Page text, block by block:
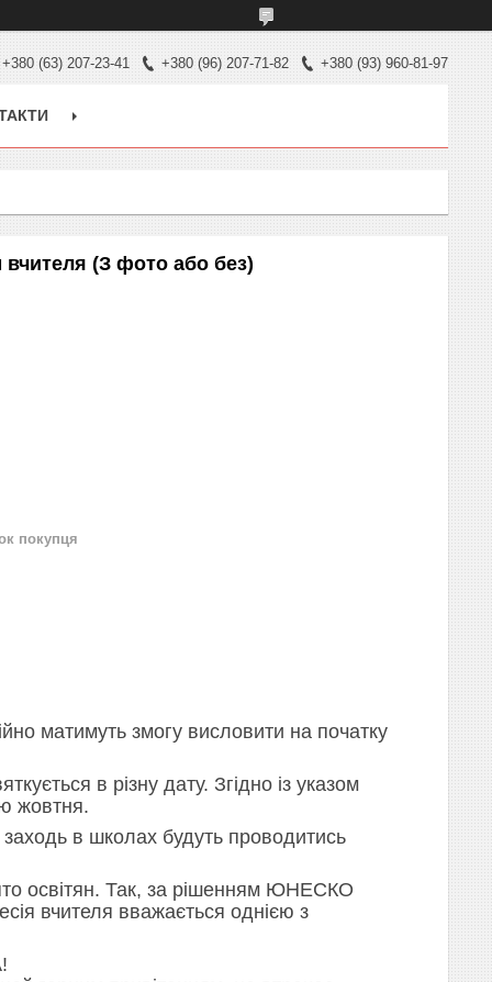
+380 (63) 207-23-41 +380 (96) 207-71-82 +380 (93) 960-81-97
(З фото або без)
покупця
матимуть змогу висловити на початку
в різну дату. Згідно із указом
жовтня.
заходь в школах будуть проводитись
освітян. Так, за рішенням ЮНЕСКО
вчителя вважається однією з